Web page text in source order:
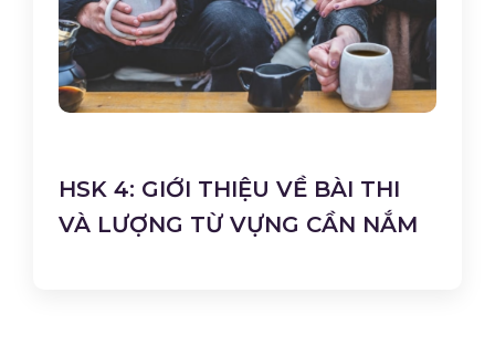
HSK 4: GIỚI THIỆU VỀ BÀI THI
VÀ LƯỢNG TỪ VỰNG CẦN NẮM